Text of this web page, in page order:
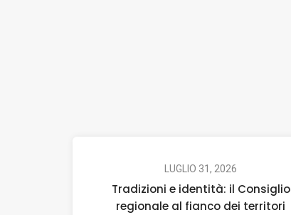
LUGLIO 31, 2026
Tradizioni e identità: il Consiglio
regionale al fianco dei territori